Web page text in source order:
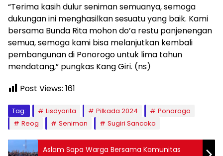
“Terima kasih dulur seniman semuanya, semoga
dukungan ini menghasilkan sesuatu yang baik. Kami
bersama Bunda Rita mohon do’a restu panjenengan
semua, semoga kami bisa melanjutkan kembali
pembangunan di Ponorogo untuk lima tahun
mendatang,” pungkas Kang Giri. (ns)
Post Views: 161
Tag: Lisdyarita Pilkada 2024
Ponorogo
Reog
Seniman Sugiri Sancoko
Aslam Sapa Warga Bersama Komunitas